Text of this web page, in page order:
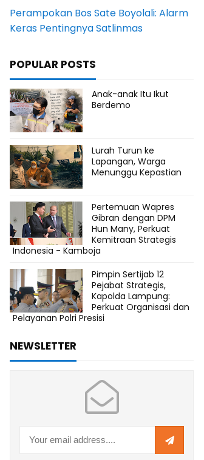
Perampokan Bos Sate Boyolali: Alarm
Keras Pentingnya Satlinmas
POPULAR POSTS
Anak-anak Itu Ikut
Berdemo
Lurah Turun ke
Lapangan, Warga
Menunggu Kepastian
Pertemuan Wapres
Gibran dengan DPM
Hun Many, Perkuat
Kemitraan Strategis
Indonesia - Kamboja
Pimpin Sertijab 12
Pejabat Strategis,
Kapolda Lampung:
Perkuat Organisasi dan
Pelayanan Polri Presisi
NEWSLETTER